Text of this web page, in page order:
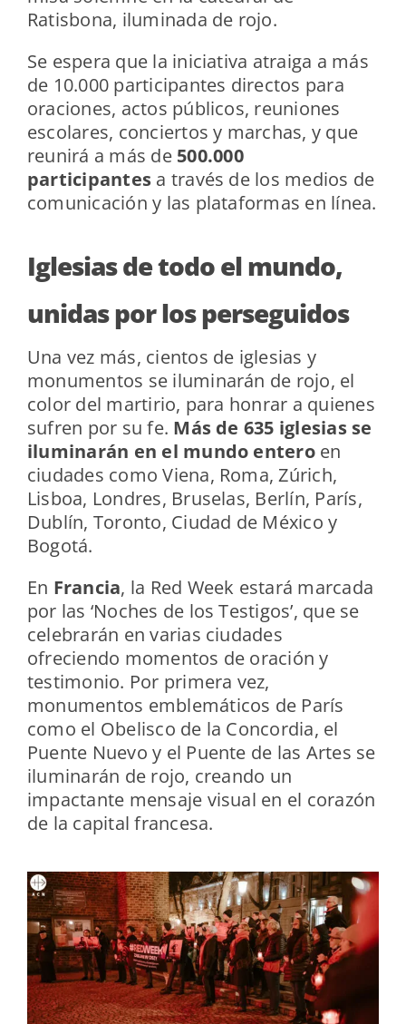
Ratisbona, iluminada de rojo.
Se espera que la iniciativa atraiga a más
de 10.000 participantes directos para
oraciones, actos públicos, reuniones
escolares, conciertos y marchas, y que
reunirá a más de 500.000
participantes a través de los medios de
comunicación y las plataformas en línea.
Iglesias de todo el mundo,
unidas por los perseguidos
Una vez más, cientos de iglesias y
monumentos se iluminarán de rojo, el
color del martirio, para honrar a quienes
sufren por su fe. Más de 635 iglesias se
iluminarán en el mundo enteroen
ciudades como Viena, Roma, Zúrich,
Lisboa, Londres, Bruselas, Berlín, París,
Dublín, Toronto, Ciudad de México y
Bogotá.
En Francia, la Red Week estará marcada
por las ‘Noches de los Testigos’, que se
celebrarán en varias ciudades
ofreciendo momentos de oración y
testimonio. Por primera vez,
monumentos emblemáticos de París
como el Obelisco de la Concordia, el
Puente Nuevo y el Puente de las Artes se
iluminarán de rojo, creando un
impactante mensaje visual en el corazón
de la capital francesa.